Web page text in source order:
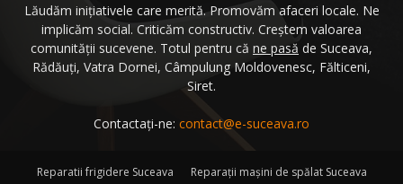
Lăudăm iniţiativele care merită. Promovăm afaceri locale. Ne
implicăm social. Criticăm constructiv. Creştem valoarea
comunităţii sucevene. Totul pentru că ne pasă de Suceava,
Rădăuţi, Vatra Dornei, Câmpulung Moldovenesc, Fălticeni,
Siret.
Contactați-ne: contact@e-suceava.ro
Reparatii frigidere Suceava Reparaţii maşini de spălat Suceava